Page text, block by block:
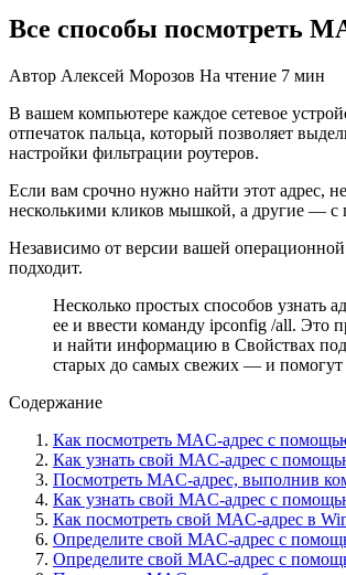
Все способы посмотреть
Автор Алексей Морозов На чтение 7 мин
В вашем компьютере каждое сетевое
отпечаток пальца, который позволяет
настройки фильтрации роутеров.
Если вам срочно нужно найти этот адрес,
несколькими кликов мышкой, а другие — с
Независимо от версии вашей
подходит.
Несколько простых способов узнать
ее и ввести команду ipconfig /all. Это
и найти информацию в Свойствах
старых до самых свежих — и помогут
Содержание
Как посмотреть MAC-адрес с
Как узнать свой MAC-адрес с
Посмотреть MAC-адрес, выполнив
Как узнать свой MAC-адрес с
Как посмотреть свой MAC-адрес в
Определите свой MAC-адрес с
Определите свой MAC-адрес с